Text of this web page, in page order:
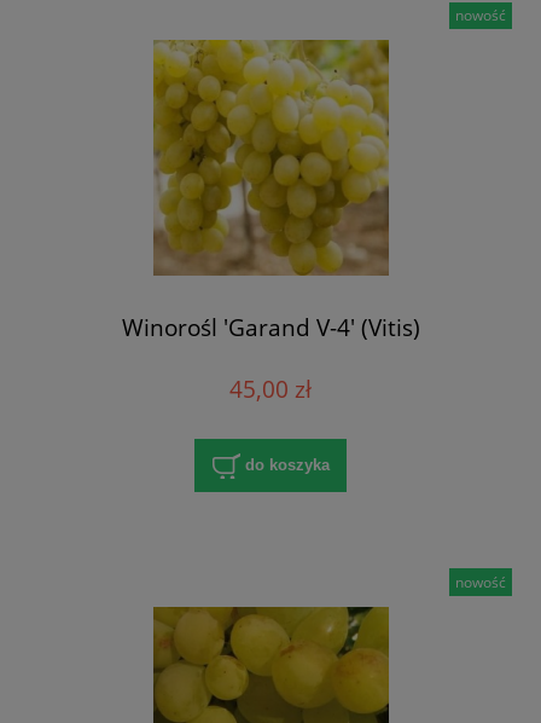
Winorośl 'Garand V-4' (Vitis)
45,00 zł
do koszyka
nowość
nowość